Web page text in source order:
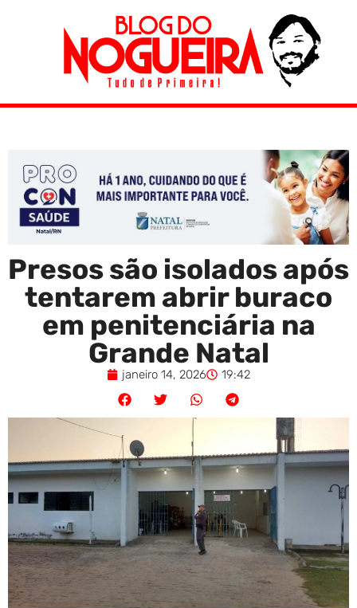
Presos são isolados após
tentarem abrir buraco
em penitenciária na
Grande Natal
janeiro 14, 2026 19:42